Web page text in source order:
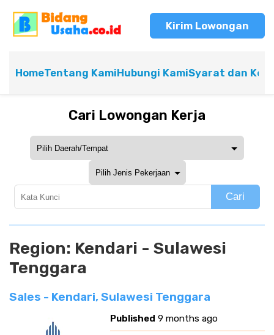
Kirim Lowongan
HomeTentang KamiHubungi KamiSyarat dan
Cari Lowongan Kerja
Cari
Region: Kendari - Sulawesi
Tenggara
Sales - Kendari, Sulawesi Tenggara
Published 9 months ago